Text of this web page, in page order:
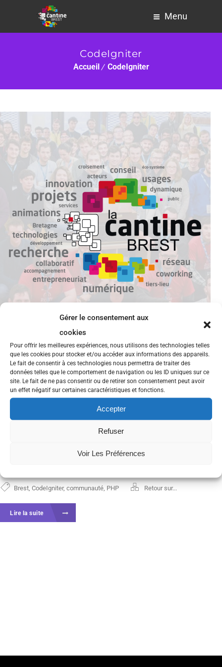
Gérer le consentement aux
cookies
Pour offrir les meilleures expériences, nous utilisons des technologies telles
que les cookies pour stocker et/ou accéder aux informations des appareils.
Le fait de consentir à ces technologies nous permettra de traiter des
données telles que le comportement de navigation ou les ID uniques sur ce
site. Le fait de ne pas consentir ou de retirer son consentement peut avoir
un effet négatif sur certaines caractéristiques et fonctions.
Accepter
Refuser
Voir Les Préférences
Menu
CodeIgniter
Accueil CodeIgniter
Retour sur PHPotes #2 CodeIgniter
Le 8 octobre dernier, la Cantine recevait les PHPotes
pour leur second rendez-vous. Pour l’occasion,
Bernard Trémisan nous a fait une présentation du
framework CodeIgniter. Vous pouvez consulter sa
PHPotes le 12 novembre à...
Brest CodeIgniter, communauté PHP Retour sur...
Lire la suite